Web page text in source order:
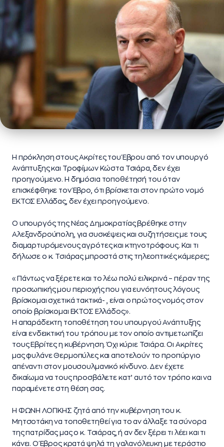
H πρόκληση στους Ακρίτες του Έβρου από τον υπουργό
Ανάπτυξης και Τροφίμων Κώστα Τσιάρα, δεν έχει
προηγούμενο. Η δημόσια τοποθέτησή του όταν
επισκέφθηκε τον Έβρο, ότι βρίσκεται στον πρώτο νομό
ΕΚΤΟΣ Ελλάδας, δεν έχει προηγούμενο.
Ο υπουργός της Νέας Δημοκρατίας βρέθηκε στην
Αλεξανδρούπολη, για συσκέψεις και συζητήσεις με τους
διαμαρτυρόμενους αγρότες και κτηνοτρόφους. Και τι
δήλωσε ο κ. Τσιάρας μπροστά στις τηλεοπτικές κάμερες;
«Πάντως να ξέρετε και το λέω πολύ ειλικρινά – πέραν της
προσωπικής μου περιοχής που για ευνόητους λόγους
βρίσκομαι σχετικά τακτικά- , είναι ο πρώτος νομός στον
οποίο βρίσκομαι ΕΚΤΟΣ Ελλάδος».
Η απαράδεκτη τοποθέτηση του υπουργού Ανάπτυξης
είναι ενδεικτική του τρόπου με τον οποίο αντιμετωπίζει
τους Εβρίτες η κυβέρνηση. Όχι κύριε Τσιάρα. Οι Ακρίτες
μας φυλάνε Θερμοπύλες και αποτελούν το προπύργιο
απέναντι στον μουσουλμανικό κίνδυνο. Δεν έχετε
δικαίωμα να τους προσβάλετε κατ’ αυτό τον τρόπο και να
παραμένετε στη θέση σας.
Η ΦΩΝΗ ΛΟΓΙΚΗΣ ζητά από την κυβέρνηση του κ.
Μητσοτάκη να τοποθετηθεί για το αν άλλαξε τα σύνορα
της πατρίδας μας ο κ. Τσιάρας, ή αν δεν ξέρει τι λέει και τι
κάνει. Ο Έβρος κρατά ψηλά τη γαλανόλευκη με τεράστιο